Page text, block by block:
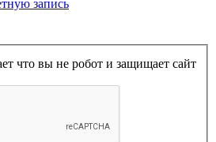
запись
что вы не робот и защищает сайт